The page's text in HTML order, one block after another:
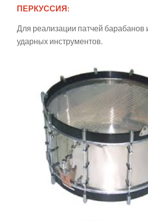
ПЕРКУССИЯ:
Для реализации патчей барабанов
ударных инструментов.